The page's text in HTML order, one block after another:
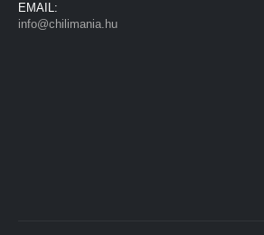
EMAIL:
info@chilimania.hu